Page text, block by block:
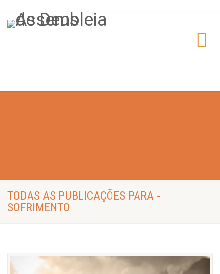
TODAS AS PUBLICAÇÕES PARA -
SOFRIMENTO